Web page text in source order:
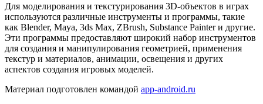
Для моделирования и текстурирования 3D-объектов в играх
используются различные инструменты и программы, такие
как Blender, Maya, 3ds Max, ZBrush, Substance Painter и другие.
Эти программы предоставляют широкий набор инструментов
для создания и манипулирования геометрией, применения
текстур и материалов, анимации, освещения и других
аспектов создания игровых моделей.
Материал подготовлен командой app-android.ru